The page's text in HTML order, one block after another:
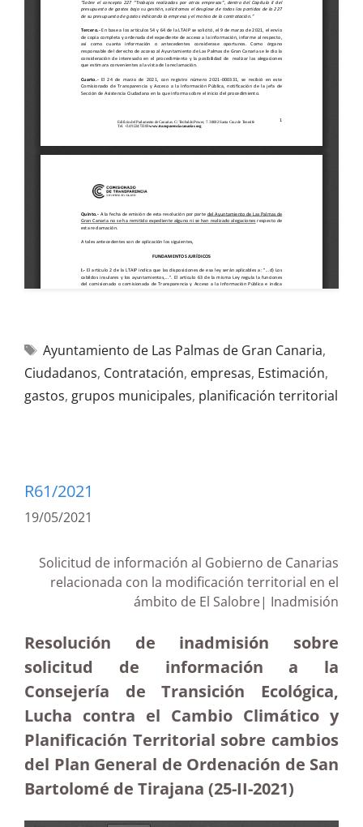
Ayuntamiento de Las Palmas de Gran Canaria,
Ciudadanos, Contratación, empresas, Estimación,
gastos, grupos municipales, planificación territorial
R61/2021
19/05/2021
Solicitud de información al Gobierno de Canarias
relacionada con la modificación territorial en el
ámbito de El Salobre| Inadmisión
Resolución de inadmisión sobre
solicitud de información a la
Consejería de Transición Ecológica,
Lucha contra el Cambio Climático y
Planificación Territorial sobre cambios
del Plan General de Ordenación de San
Bartolomé de Tirajana (25-II-2021)